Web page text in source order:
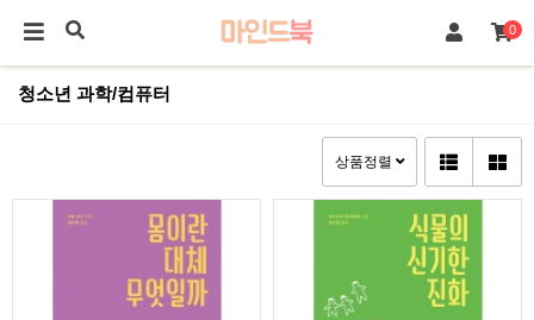
0
청소년 과학/컴퓨터
상품정렬